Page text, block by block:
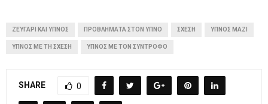
ΖΕΥΓΑΡΙ ΚΑΙ ΥΠΝΟΣ ΠΡΟΒΛΉΜΑΤΑ ΣΤΟΝ ΥΠΝΟ ΣΧΈΣΗ ΎΠΝΟΣ ΜΑΖΊ
ΎΠΝΟΣ ΜΕ ΤΗ ΣΧΈΣΗ ΎΠΝΟΣ ΜΕ ΤΟΝ ΣΎΝΤΡΟΦΟ
SHARE 0